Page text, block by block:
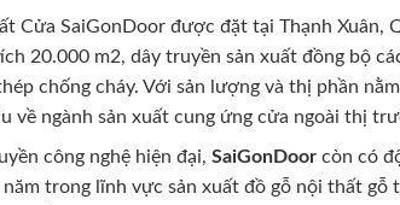
Cửa SaiGonDoor được đặt tại Thạnh Xuân,
20.000 m2, dây truyền sản xuất đồng bộ
chống cháy. Với sản lượng và thị phần
về ngành sản xuất cung ứng cửa ngoài thị
công nghệ hiện đại, SaiGonDoor còn có
năm trong lĩnh vực sản xuất đồ gỗ nội thất gỗ